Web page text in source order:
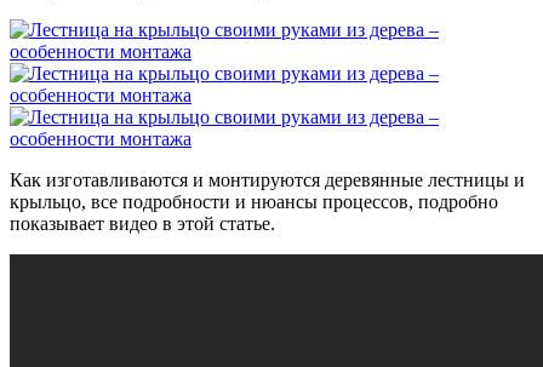
Как изготавливаются и монтируются деревянные лестницы и
крыльцо, все подробности и нюансы процессов, подробно
показывает видео в этой статье.